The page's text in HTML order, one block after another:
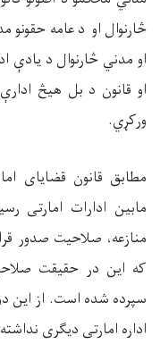
څارنوال او د عامه
او مدني څارنوال د یادې
او قانون د بل هیڅ ادارې
ورکړي.
مطابق قانون قضایای
مابین ادارات امارتی
منازعه، صلاحیت صدور
که این در حقیقت
سپرده شده است. از این
اداره امارتی دیگری